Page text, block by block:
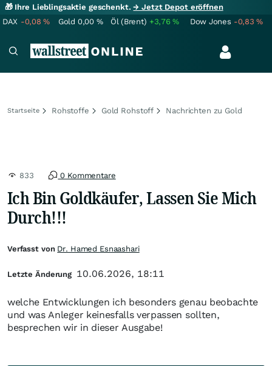
🎁 Ihre Lieblingsaktie geschenkt.→ Jetzt Depot eröffnen
DAX -0,08% Gold 0,00 % Öl (Brent) +3,76% Dow Jones -0,83%
Startseite Rohstoffe Gold Rohstoff Nachrichten zu Gold
833 0 Kommentare
Ich Bin Goldkäufer, Lassen Sie Mich
Durch!!!
welche Entwicklungen ich besonders genau beobachte
und was Anleger keinesfalls verpassen sollten,
besprechen wir in dieser Ausgabe!
Verfasst von Dr. Hamed Esnaashari
Letzte Änderung 10.06.2026, 18:11